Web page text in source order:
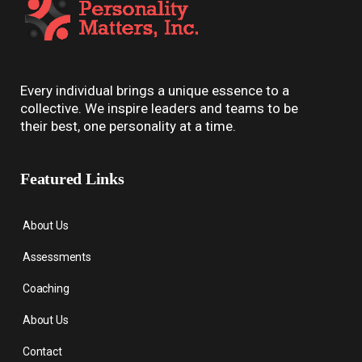
Every individual brings a unique essence to a
collective. We inspire leaders and teams to be
their best, one personality at a time.
Featured Links
About Us
Assessments
Coaching
About Us
Contact